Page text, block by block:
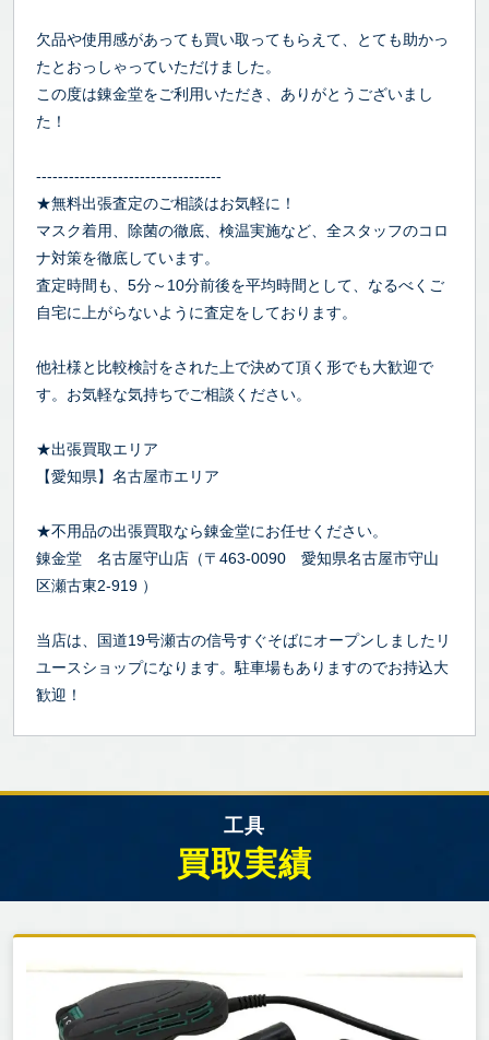
欠品や使用感があっても買い取ってもらえて、とても助かっ
たとおっしゃっていただけました。
この度は錬金堂をご利用いただき、ありがとうございまし
た！
----------------------------------
★無料出張査定のご相談はお気軽に！
マスク着用、除菌の徹底、検温実施など、全スタッフのコロ
ナ対策を徹底しています。
査定時間も、5分～10分前後を平均時間として、なるべくご
自宅に上がらないように査定をしております。
他社様と比較検討をされた上で決めて頂く形でも大歓迎で
す。お気軽な気持ちでご相談ください。
★出張買取エリア
【愛知県】名古屋市エリア
★不用品の出張買取なら錬金堂にお任せください。
錬金堂 名古屋守山店（〒463-0090 愛知県名古屋市守山
区瀬古東2-919 ）
当店は、国道19号瀬古の信号すぐそばにオープンしましたリ
ユースショップになります。駐車場もありますのでお持込大
歓迎！
工具
買取実績